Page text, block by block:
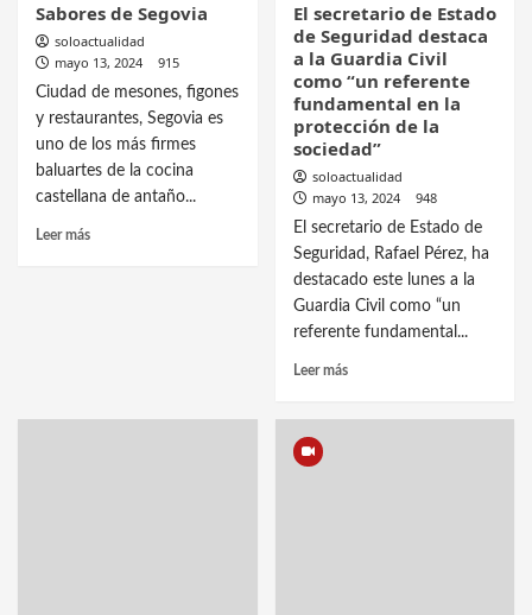
Sabores de Segovia
soloactualidad
mayo 13, 2024
915
Ciudad de mesones, figones
y restaurantes, Segovia es
uno de los más firmes
baluartes de la cocina
castellana de antaño...
Leer más
El secretario de Estado
de Seguridad destaca
a la Guardia Civil
como “un referente
fundamental en la
protección de la
sociedad”
soloactualidad
mayo 13, 2024
948
El secretario de Estado de
Seguridad, Rafael Pérez, ha
destacado este lunes a la
Guardia Civil como “un
referente fundamental...
Leer más